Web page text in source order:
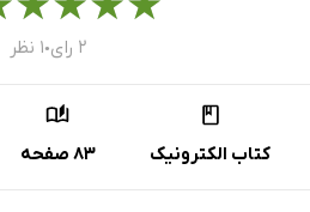
۲ رای ● ۱ نظر
کتاب الکترونیک 83 صفحه